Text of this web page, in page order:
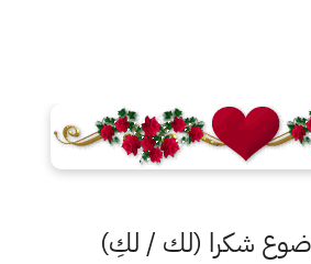
شكرا (لك / لكِ)